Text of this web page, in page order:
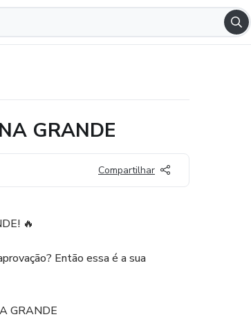
GRANDE
Compartilhar
🔥
Então essa é a sua
GRANDE